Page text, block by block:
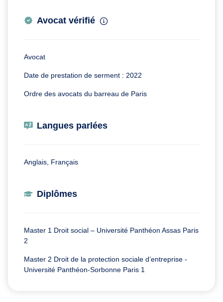
Avocat vérifié
Avocat
Date de prestation de serment : 2022
Ordre des avocats du barreau de Paris
Langues parlées
Anglais, Français
Diplômes
Master 1 Droit social – Université Panthéon Assas Paris
2
Master 2 Droit de la protection sociale d’entreprise -
Université Panthéon-Sorbonne Paris 1